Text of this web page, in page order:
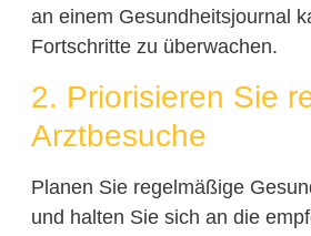
an einem Gesundheitsjournal
Fortschritte zu überwachen.
2. Priorisieren Sie
Arztbesuche
Planen Sie regelmäßige
und halten Sie sich an die